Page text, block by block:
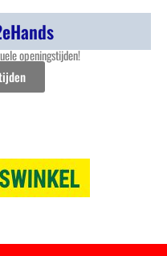
openingstijden!